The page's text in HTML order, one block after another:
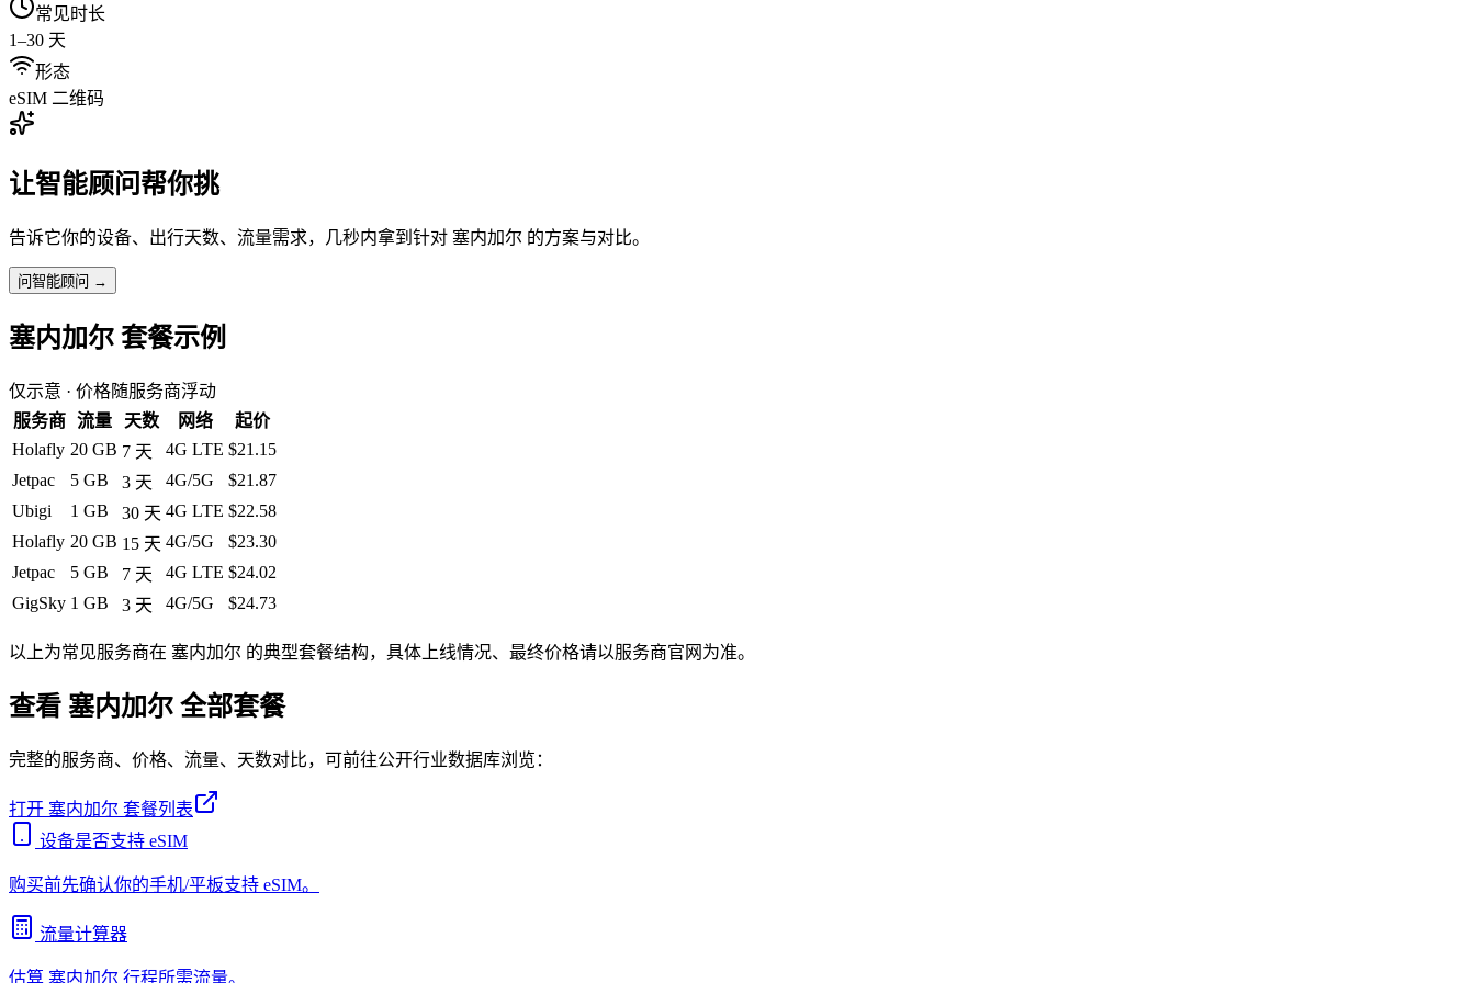
常见时长
1–30 天
形态
eSIM 二维码
让智能顾问帮你挑
告诉它你的设备、出行天数、流量需求，几秒内拿到针对 塞内加尔 的方案与对比。
问智能顾问 →
塞内加尔 套餐示例
仅示意 · 价格随服务商浮动
服务商
流量 天数 网络
起价
Holafly 20 GB 7 天 4G LTE $21.15
Jetpac
5 GB 3 天 4G/5G
$21.87
Ubigi
1 GB 30 天 4G LTE $22.58
Holafly 20 GB 15 天 4G/5G
$23.30
Jetpac
5 GB 7 天 4G LTE $24.02
GigSky 1 GB 3 天 4G/5G $24.73
以上为常见服务商在 塞内加尔 的典型套餐结构，具体上线情况、最终价格请以服务商官网为准。
查看 塞内加尔 全部套餐
完整的服务商、价格、流量、天数对比，可前往公开行业数据库浏览：
打开 塞内加尔 套餐列表
设备是否支持 eSIM
购买前先确认你的手机/平板支持 eSIM。
流量计算器
估算 塞内加尔 行程所需流量。